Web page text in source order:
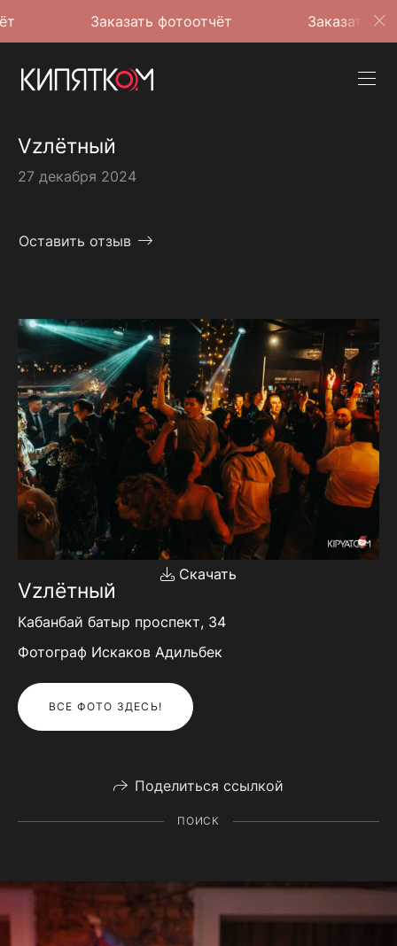
Заказать фотоотчёт Заказать фотоотчёт
Vzлётный
27 декабря 2024
Оставить отзыв
Скачать
Vzлётный
Кабанбай батыр проспект, 34
Фотограф Искаков Адильбек
ВСЕ ФОТО ЗДЕСЬ!
Поделиться ссылкой
ПОИСК